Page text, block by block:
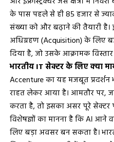
के पास पहले से ही 85 हजार से
संख्या को और बढ़ाने की तैयारी
अधिग्रहण (Acquisition) के लिए
दिया है, जो उसके आक्रामक
भारतीय IT सेक्टर के लिए क्या
Accenture का यह मजबूत प्रदर्शन
राहत लेकर आया है। आमतौर पर,
करता है, तो इसका असर पूरे सेक्टर
विशेषज्ञों का मानना है कि AI आने
लिए बड़ा अवसर बन सकता है।